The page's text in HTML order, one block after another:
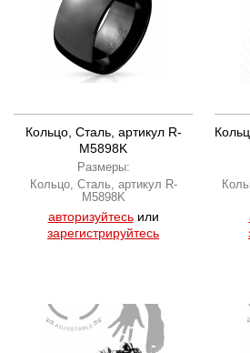
Кольцо, Сталь, артикул R-
M5898K
Размеры:
Кольцо, Сталь, артикул R-
M5898K
авторизуйтесьили
зарегистрируйтесь